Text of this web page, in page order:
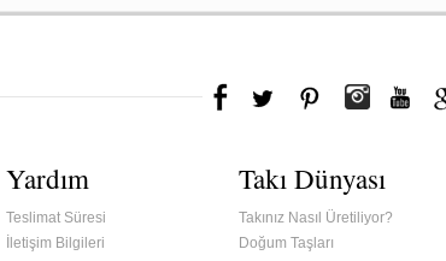
Yardım
Teslimat Süresi
İletişim Bilgileri
Takı Dünyası
Takınız Nasıl Üretiliyor?
Doğum Taşları